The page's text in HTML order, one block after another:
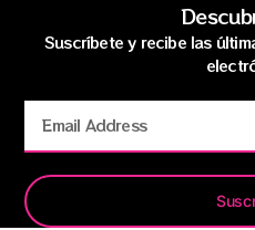
Suscríbete y recibe las